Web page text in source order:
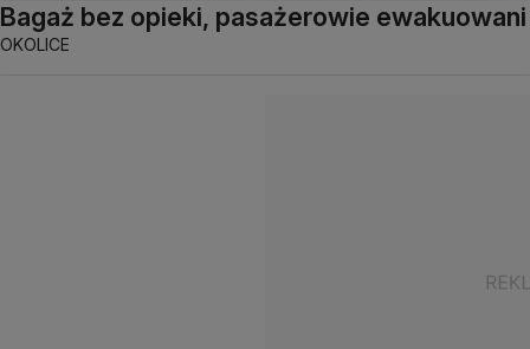
Bagaż bez opieki, pasażerowie ewakuowani
OKOLICE